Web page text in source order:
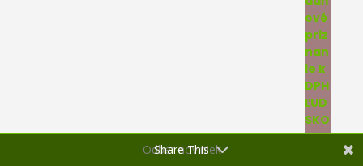
Share This
Odber noviniek